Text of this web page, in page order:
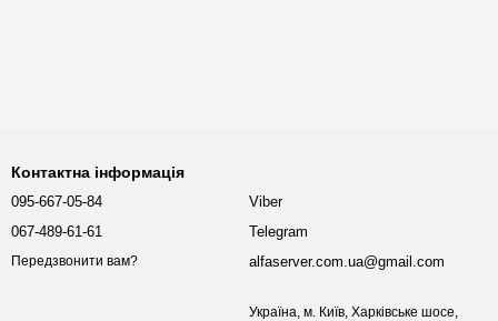
Контактна інформація
095-667-05-84
067-489-61-61
Передзвонити вам?
Viber
Telegram
alfaserver.com.ua@gmail.com
Україна, м. Київ, Харківське шосе,